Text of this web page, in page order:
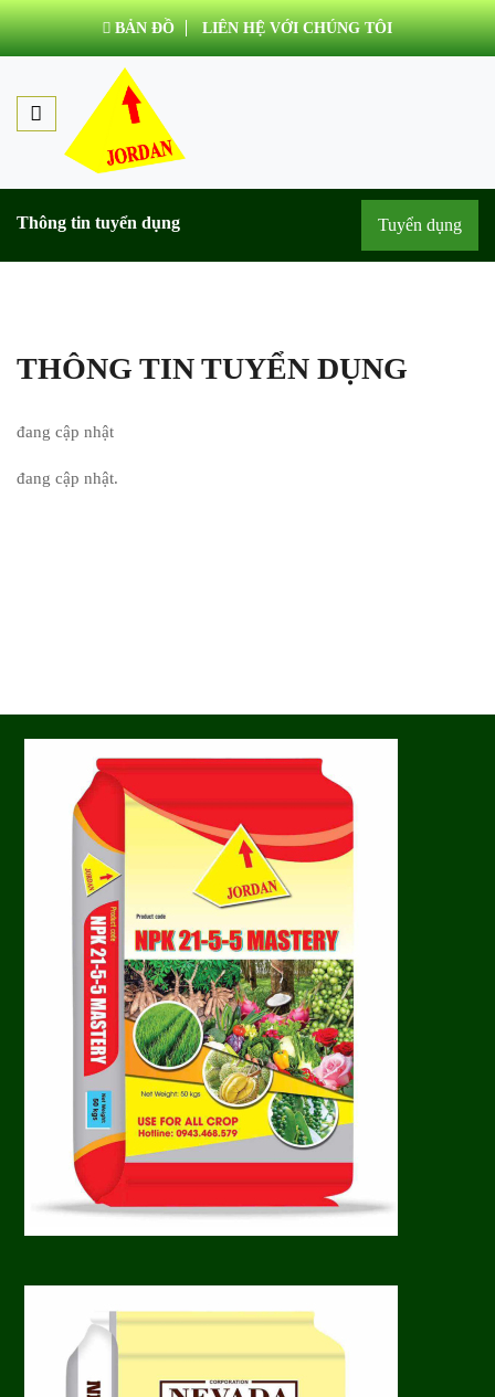
BẢN ĐỒ LIÊN HỆ VỚI CHÚNG TÔI
Thông tin tuyển dụng Tuyển dụng
THÔNG TIN TUYỂN DỤNG
đang cập nhật
đang cập nhật.